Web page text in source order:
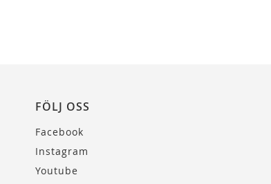
FÖLJ OSS
Facebook
Instagram
Youtube